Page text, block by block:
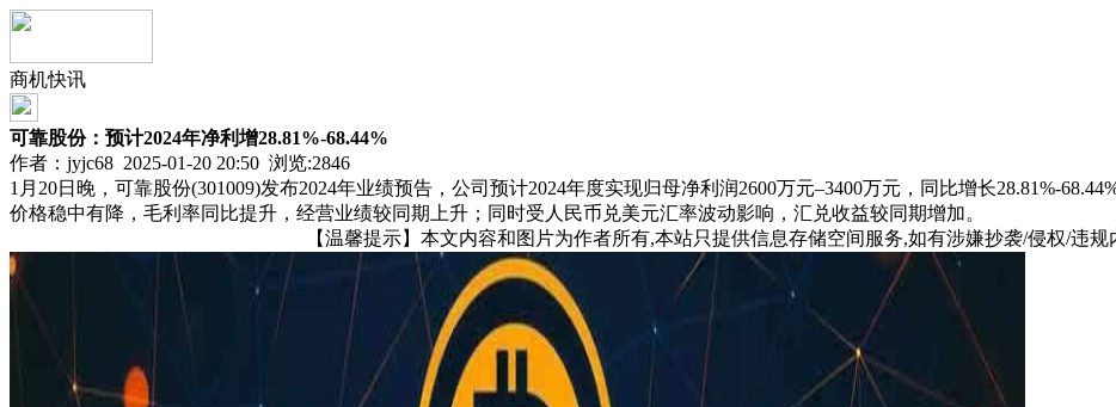
商机快讯
可靠股份：预计2024年净利增28.81%-68.44%
作者：jyjc68 2025-01-20 20:50 浏览:2846
1月20日晚，可靠股份(301009)发布2024年业绩预告，公司预计2024年度实现归母净利润2600万元–3400万元，同比增长28.81%-
价格稳中有降，毛利率同比提升，经营业绩较同期上升；同时受人民币兑美元汇率波动影响，汇兑收益较同期增加。
【温馨提示】本文内容和图片为作者所有,本站只提供信息存储空间服务,如有涉嫌抄袭/侵权/违规